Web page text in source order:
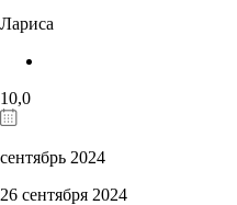
Лариса
10,0
сентябрь 2024
26 сентября 2024